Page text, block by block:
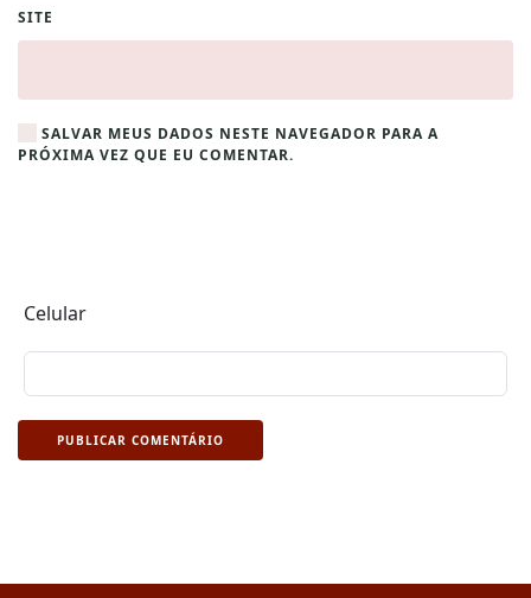
SITE
SALVAR MEUS DADOS NESTE NAVEGADOR PARA A
PRÓXIMA VEZ QUE EU COMENTAR.
Celular
PUBLICAR COMENTÁRIO